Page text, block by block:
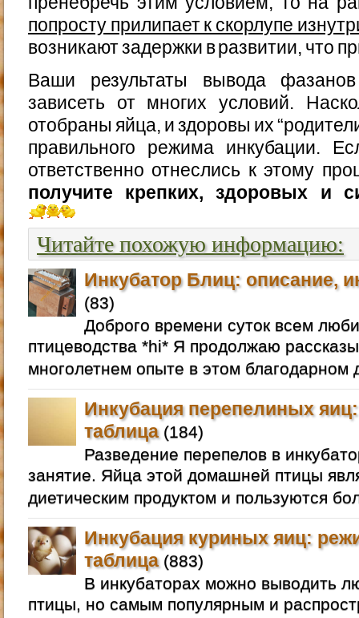
попросту прилипает к скорлупе
возникают задержки в развитии, что
Ваши результаты вывода
зависеть от многих условий.
отобраны яйца, и здоровы их
правильного режима инкубации.
ответственно отнеслись к этому
получите крепких, здоровых и
Читайте похожую информацию:
Инкубатор Блиц: описание,
(83)
Доброго времени суток всем
птицеводства *hi* Я продолжаю
многолетнем опыте в этом
Инкубация перепелиных
таблица(184)
Разведение перепелов в
занятие. Яйца этой домашней птицы
диетическим продуктом и пользуются
Инкубация куриных яиц:
таблица(883)
В инкубаторах можно выводить
птицы, но самым популярным и